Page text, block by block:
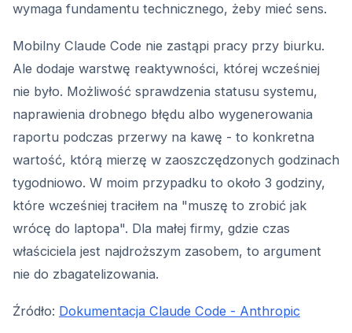
wymaga fundamentu technicznego, żeby mieć sens.
Mobilny Claude Code nie zastąpi pracy przy biurku.
Ale dodaje warstwę reaktywności, której wcześniej
nie było. Możliwość sprawdzenia statusu systemu,
naprawienia drobnego błędu albo wygenerowania
raportu podczas przerwy na kawę - to konkretna
wartość, którą mierzę w zaoszczędzonych godzinach
tygodniowo. W moim przypadku to około 3 godziny,
które wcześniej traciłem na "muszę to zrobić jak
wrócę do laptopa". Dla małej firmy, gdzie czas
właściciela jest najdroższym zasobem, to argument
nie do zbagatelizowania.
Źródło: Dokumentacja Claude Code - Anthropic